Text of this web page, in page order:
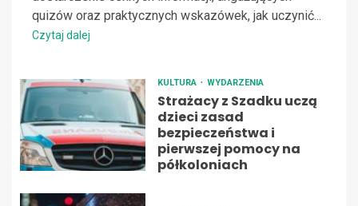
quizów oraz praktycznych wskazówek, jak uczynić...
Czytaj dalej
KULTURA WYDARZENIA
Strażacy z Szadku uczą
dzieci zasad
bezpieczeństwa i
pierwszej pomocy na
półkoloniach